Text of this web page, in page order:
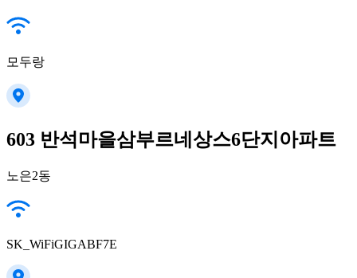
모두랑
603 반석마을삼부르네상스6단지아파트
노은2동
SK_WiFiGIGABF7E